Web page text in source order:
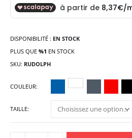
DISPONIBILITÉ : EN STOCK
PLUS QUE %1 EN STOCK
SKU RUDOLPH
COULEUR
TAILLE